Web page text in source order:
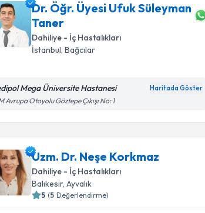
Dr. Öğr. Üyesi Ufuk Süleyman
Taner
Dahiliye - İç Hastalıkları
İstanbul,Bağcılar
Mega Üniversite Hastanesi Haritada Göster
Avrupa Otoyolu Göztepe Çıkışı No: 1
Uzm. Dr. Neşe Korkmaz
Dahiliye - İç Hastalıkları
Balıkesir,Ayvalık
5 (5 Değerlendirme)